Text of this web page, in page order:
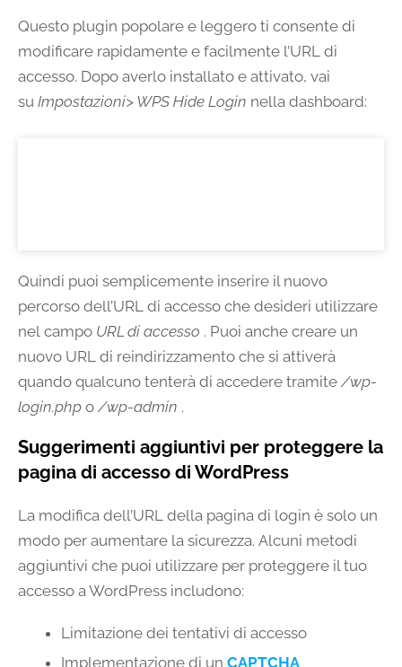
Questo plugin popolare e leggero ti consente di
modificare rapidamente e facilmente l’URL di
accesso. Dopo averlo installato e attivato, vai
su Impostazioni> WPS Hide Login nella dashboard:
Quindi puoi semplicemente inserire il nuovo
percorso dell’URL di accesso che desideri utilizzare
nel campo URL di accesso . Puoi anche creare un
nuovo URL di reindirizzamento che si attiverà
quando qualcuno tenterà di accedere tramite /wp-
login.php o /wp-admin .
Suggerimenti aggiuntivi per proteggere la
pagina di accesso di WordPress
La modifica dell’URL della pagina di login è solo un
modo per aumentare la sicurezza. Alcuni metodi
aggiuntivi che puoi utilizzare per proteggere il tuo
accesso a WordPress includono:
Limitazione dei tentativi di accesso
Implementazione di un CAPTCHA